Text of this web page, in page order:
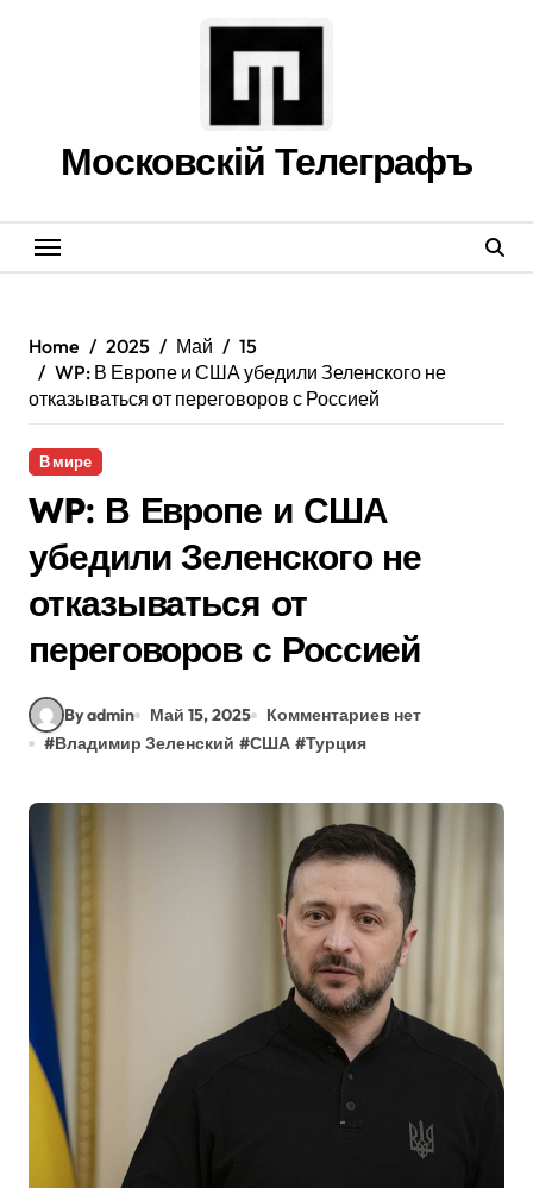
Московскій Телеграфъ
Home 2025 Май
15
WP: В Европе и США убедили Зеленского не
отказываться от переговоров с Россией
В мире
WP: В Европе и США
убедили Зеленского не
отказываться от
переговоров с Россией
By admin Май 15, 2025
Комментариев нет
#Владимир Зеленский #США #Турция